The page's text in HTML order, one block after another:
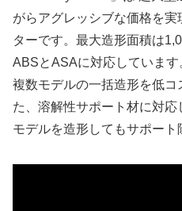
がらアグレッシブな価格を
ターです。最大造形面積は
ABSとASAに対応していま
複数モデルの一括造形を低コ
た、溶解性サポート材に対
モデルを造形してもサポート